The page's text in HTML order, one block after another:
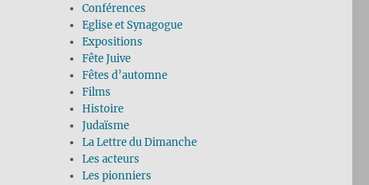
Conférences
Eglise et Synagogue
Expositions
Fête Juive
Fêtes d’automne
Films
Histoire
Judaïsme
La Lettre du Dimanche
Les acteurs
Les pionniers